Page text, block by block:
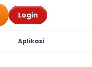
Login
Aplikasi